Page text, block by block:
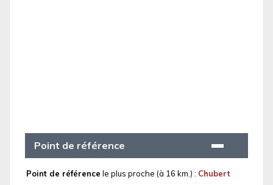
Point de référence
Point de référence le plus proche (à 16 km.) : Chubert